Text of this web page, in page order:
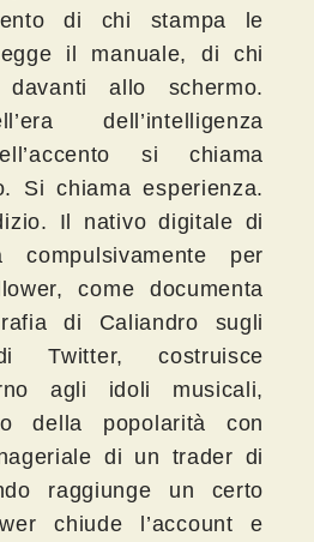
di chi stampa le
il manuale, di chi
davanti allo schermo.
dell’intelligenza
si chiama
Si chiama esperienza.
Il nativo digitale di
compulsivamente per
come documenta
di Caliandro sugli
Twitter, costruisce
agli idoli musicali,
della popolarità con
di un trader di
raggiunge un certo
chiude l’account e